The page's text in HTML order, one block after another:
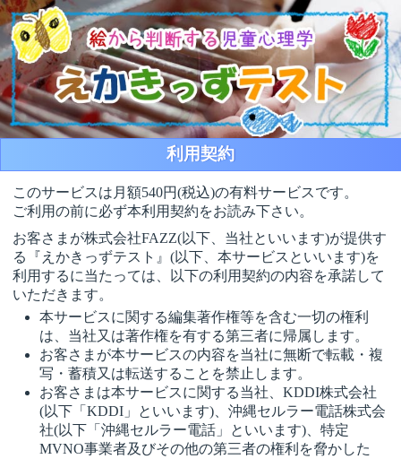
利用契約
このサービスは月額540円(税込)の有料サービスです。
ご利用の前に必ず本利用契約をお読み下さい。
お客さまが株式会社FAZZ(以下、当社といいます)が提供す
る『えかきっずテスト』(以下、本サービスといいます)を
利用するに当たっては、以下の利用契約の内容を承諾して
いただきます。
本サービスに関する編集著作権等を含む一切の権利
は、当社又は著作権を有する第三者に帰属します。
お客さまが本サービスの内容を当社に無断で転載・複
写・蓄積又は転送することを禁止します。
お客さまは本サービスに関する当社、KDDI株式会社
(以下「KDDI」といいます)、沖縄セルラー電話株式会
社(以下「沖縄セルラー電話」といいます)、特定
MVNO事業者及びその他の第三者の権利を脅かした